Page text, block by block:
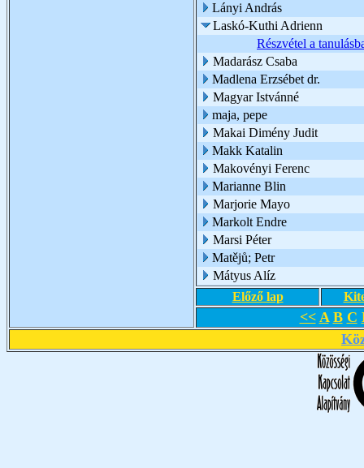
Lányi András
Laskó-Kuthi Adrienn
Részvétel a
Madarász Csaba
Madlena Erzsébet dr.
Magyar Istvánné
maja, pepe
Makai Dimény Judit
Makk Katalin
Makovényi Ferenc
Marianne Blin
Marjorie Mayo
Markolt Endre
Marsi Péter
Matějů; Petr
Mátyus Alíz
Előző lap
<< A B C